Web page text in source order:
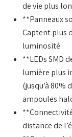
de vie plus
**Panneaux
Captent plus
luminosité.
**LEDs SMD
lumière plus
(jusqu’à 80%
ampoules
distance de